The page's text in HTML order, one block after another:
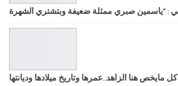
كل مايخص هنا الزاهد..عمرها وتاريخ ميلادها وديانتها